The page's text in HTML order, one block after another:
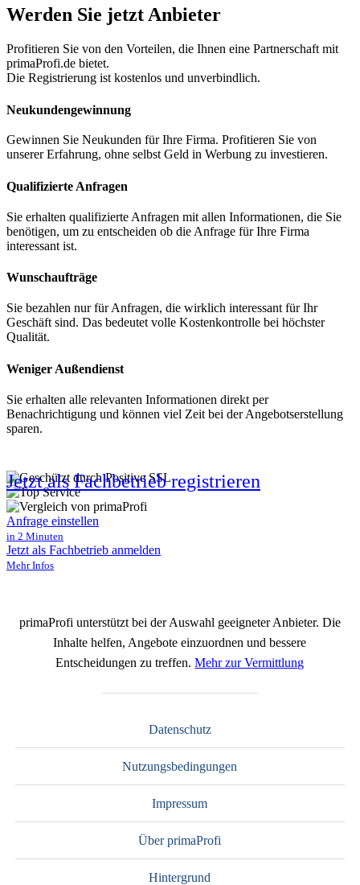
Werden Sie jetzt Anbieter
Profitieren Sie von den Vorteilen, die Ihnen eine Partnerschaft mit
primaProfi.de bietet.
Die Registrierung ist kostenlos und unverbindlich.
Neukundengewinnung
Gewinnen Sie Neukunden für Ihre Firma. Profitieren Sie von
unserer Erfahrung, ohne selbst Geld in Werbung zu investieren.
Qualifizierte Anfragen
Sie erhalten qualifizierte Anfragen mit allen Informationen, die Sie
benötigen, um zu entscheiden ob die Anfrage für Ihre Firma
interessant ist.
Wunschaufträge
Sie bezahlen nur für Anfragen, die wirklich interessant für Ihr
Geschäft sind. Das bedeutet volle Kostenkontrolle bei höchster
Qualität.
Weniger Außendienst
Sie erhalten alle relevanten Informationen direkt per
Benachrichtigung und können viel Zeit bei der Angebotserstellung
sparen.
Jetzt als Fachbetrieb registrieren
Anfrage einstellen
in 2 Minuten
Jetzt als Fachbetrieb anmelden
Mehr Infos
primaProfi unterstützt bei der Auswahl geeigneter Anbieter. Die
Inhalte helfen, Angebote einzuordnen und bessere
Entscheidungen zu treffen.Mehr zur Vermittlung
Datenschutz
Nutzungsbedingungen
Impressum
Über primaProfi
Hintergrund